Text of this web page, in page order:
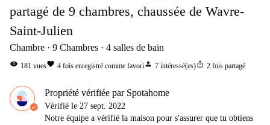
partagé de 9 chambres, chaussée de Wavre-
Saint-Julien
Chambre 9 Chambres 4 salles de bain
visibility 181 vuesfavorite 4 fois enregistré comme favoriperson 7 intéressé(es)ios_share 2 fois partagé
Propriété vérifiée par Spotahome
Vérifié le 27 sept. 2022
Notre équipe a vérifié la maison pour s'assurer que tu obtiens